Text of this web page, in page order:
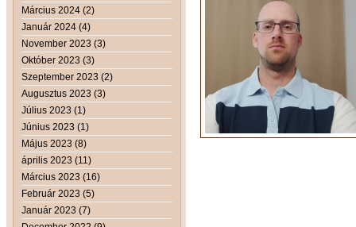
Március 2024 (2)
Január 2024 (4)
November 2023 (3)
Október 2023 (3)
Szeptember 2023 (2)
Augusztus 2023 (3)
Július 2023 (1)
Június 2023 (1)
Május 2023 (8)
április 2023 (11)
Március 2023 (16)
Február 2023 (5)
Január 2023 (7)